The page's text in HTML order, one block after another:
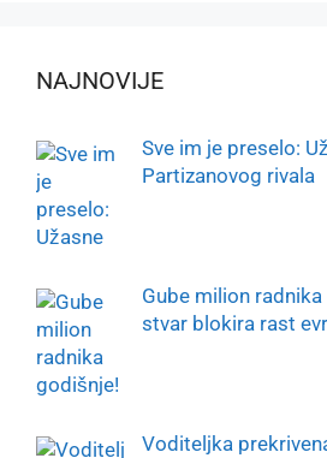
NAJNOVIJE
Sve im je preselo:
Partizanovog rivala
Gube milion
stvar blokira rast
Voditeljka